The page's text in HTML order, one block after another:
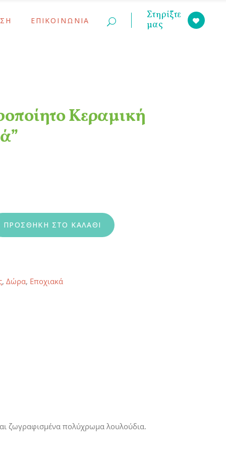
ΕΠΙΚΟΙΝΩΝΙΑ
Στηρίξτε
μας
Κεραμική
Χάντρα “Μαμά” quantity
ΠΡΟΣΘΉΚΗ ΣΤΟ ΚΑΛΆΘΙ
,Δώρα, Εποχιακά
ζωγραφισμένα πολύχρωμα λουλούδια.